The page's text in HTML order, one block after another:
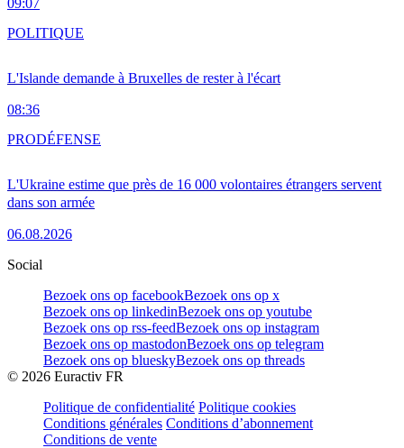
L'Islande demande à Bruxelles de rester à l'écart
08:36
POLITIQUE
L'Ukraine estime que près de 16 000 volontaires étrangers servent
dans son armée
06.08.2026
PRODÉFENSE
Social
Bezoek ons op facebookBezoek ons op x
Bezoek ons op linkedinBezoek ons op youtube
Bezoek ons op rss-feedBezoek ons op instagram
Bezoek ons op mastodonBezoek ons op telegram
Bezoek ons op blueskyBezoek ons op threads
© 2026 Euractiv FR
Politique de confidentialité Politique cookies
Conditions générales Conditions d’abonnement
Conditions de vente